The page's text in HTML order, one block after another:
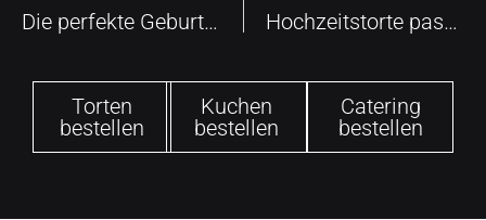
Die perfekte Geburtstagstorte
Hochzeitstorte passend zum Dekorationskonzept
Torten
bestellen
Kuchen
bestellen
Catering
bestellen